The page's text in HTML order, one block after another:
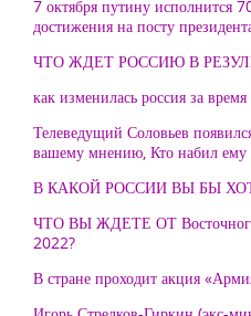
7 октября путину исполнится
достижения на посту
ЧТО ЖДЕТ РОССИЮ В
как изменилась россия за
Телеведущий Соловьев
вашему мнению, Кто набил ему
В КАКОЙ РОССИИ ВЫ БЫ
ЧТО ВЫ ЖДЕТЕ ОТ Восточного
2022?
В стране проходит акция